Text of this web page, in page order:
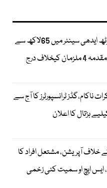
کراچی: سہراب گوٹھ ایدھی سینٹر میں 65لاکھ سے
کیخلاف درج
ٹرانسپورٹرز کا آج سے
ہڑتال کا اعلان
خلاف آپریشن، مشتعل افراد کا
ایس ایچ او سمیت کئی زخمی